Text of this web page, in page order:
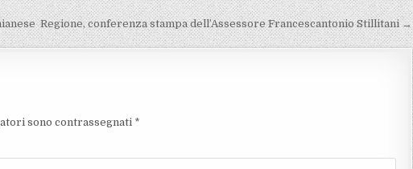
Regione, conferenza stampa dell’Assessore Francescantonio Stillitani →
sono contrassegnati *